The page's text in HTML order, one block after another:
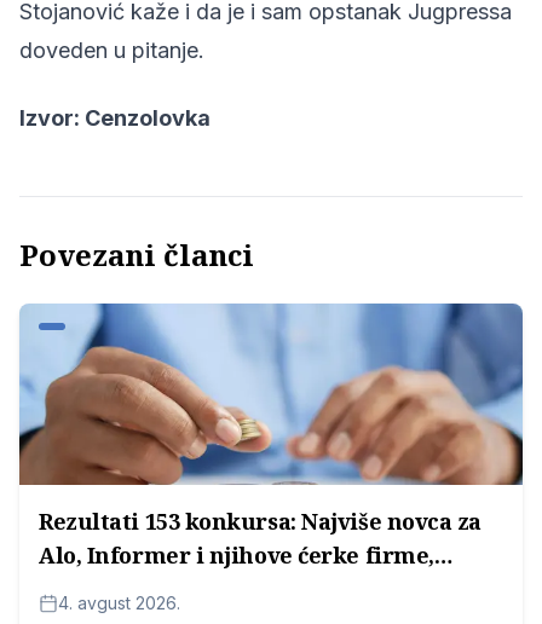
Stojanović kaže i da je i sam opstanak Jugpressa
doveden u pitanje.
Izvor: Cenzolovka
Povezani članci
Rezultati 153 konkursa: Najviše novca za
Alo, Informer i njihove ćerke firme,
potom za medijske kuće Radoice
4. avgust 2026.